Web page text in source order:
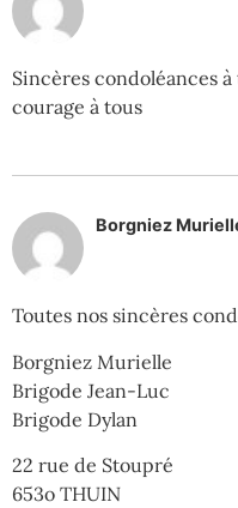
Sincères condoléances
courage à tous
Borgniez
Toutes nos sincères
Borgniez Murielle
Brigode Jean-Luc
Brigode Dylan
22 rue de Stoupré
653o THUIN